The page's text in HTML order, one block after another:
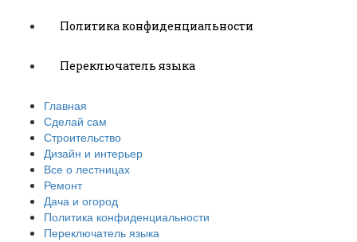
Политика конфиденциальности
Переключатель языка
Главная
Сделай сам
Строительство
Дизайн и интерьер
Все о лестницах
Ремонт
Дача и огород
Политика конфиденциальности
Переключатель языка